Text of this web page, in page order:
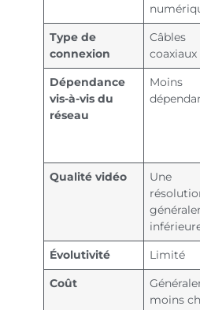
Type de
connexion
Câbles
coaxiaux
Dépendance
vis-à-vis du
réseau
Moins
Qualité vidéo
Une
Évolutivité
Limité
Coût
moins